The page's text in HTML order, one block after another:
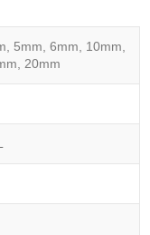
5mm, 6mm, 10mm,
20mm